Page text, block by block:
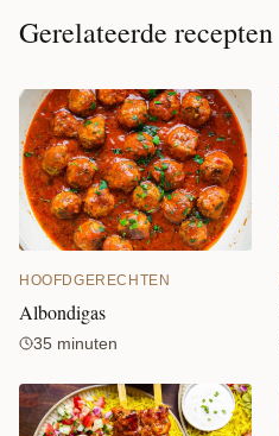
Gerelateerde recepten
HOOFDGERECHTEN
Albondigas
35 minuten